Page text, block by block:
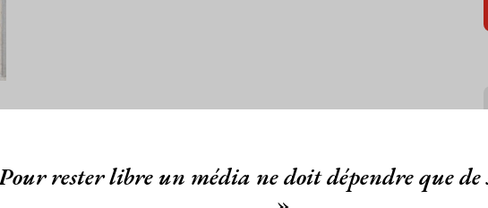
rester libre un média ne doit dépendre que de